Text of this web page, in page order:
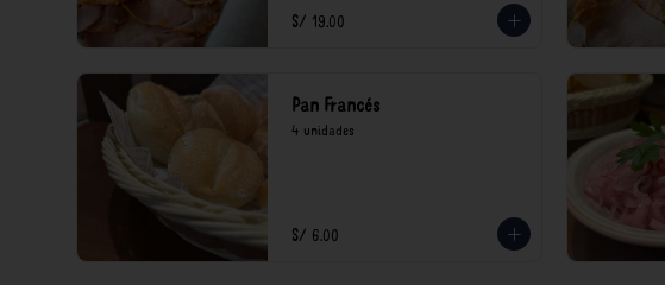
soles e incluyen impuestos de ley y
recargo al consumo.
S/ 19.00
Pan Francés
4 unidades
S/ 6.00